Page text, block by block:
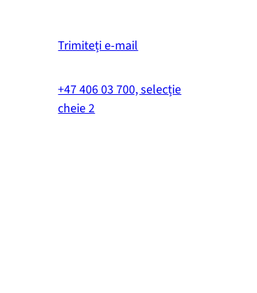
Trimiteți e-mail
+47 406 03 700, selecție
cheie 2